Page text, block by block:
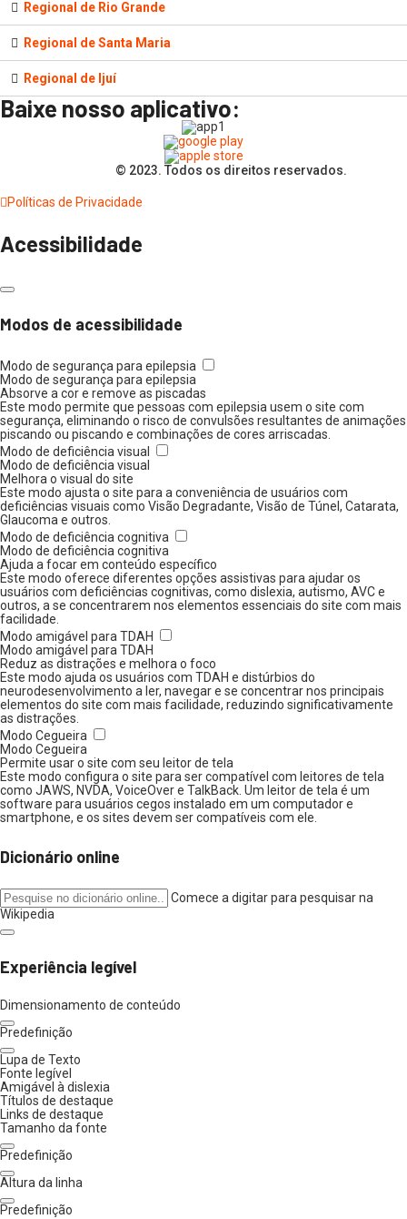
Regional de Rio Grande
Regional de Santa Maria
Regional de Ijuí
Baixe nosso aplicativo:
© 2023. Todos os direitos reservados.
Políticas de Privacidade
Acessibilidade
Modos de acessibilidade
Modo de segurança para epilepsia
Modo de segurança para epilepsia
Absorve a cor e remove as piscadas
Este modo permite que pessoas com epilepsia usem o site com
segurança, eliminando o risco de convulsões resultantes de animações
piscando ou piscando e combinações de cores arriscadas.
Modo de deficiência visual
Modo de deficiência visual
Melhora o visual do site
Este modo ajusta o site para a conveniência de usuários com
deficiências visuais como Visão Degradante, Visão de Túnel, Catarata,
Glaucoma e outros.
Modo de deficiência cognitiva
Modo de deficiência cognitiva
Ajuda a focar em conteúdo específico
Este modo oferece diferentes opções assistivas para ajudar os
usuários com deficiências cognitivas, como dislexia, autismo, AVC e
outros, a se concentrarem nos elementos essenciais do site com mais
facilidade.
Modo amigável para TDAH
Modo amigável para TDAH
Reduz as distrações e melhora o foco
Este modo ajuda os usuários com TDAH e distúrbios do
neurodesenvolvimento a ler, navegar e se concentrar nos principais
elementos do site com mais facilidade, reduzindo significativamente
as distrações.
Modo Cegueira
Modo Cegueira
Permite usar o site com seu leitor de tela
Este modo configura o site para ser compatível com leitores de tela
como JAWS, NVDA, VoiceOver e TalkBack. Um leitor de tela é um
software para usuários cegos instalado em um computador e
smartphone, e os sites devem ser compatíveis com ele.
Dicionário online
Comece a digitar para pesquisar na
Wikipedia
Experiência legível
Dimensionamento de conteúdo
Predefinição
Lupa de Texto
Fonte legível
Amigável à dislexia
Títulos de destaque
Links de destaque
Tamanho da fonte
Predefinição
Altura da linha
Predefinição